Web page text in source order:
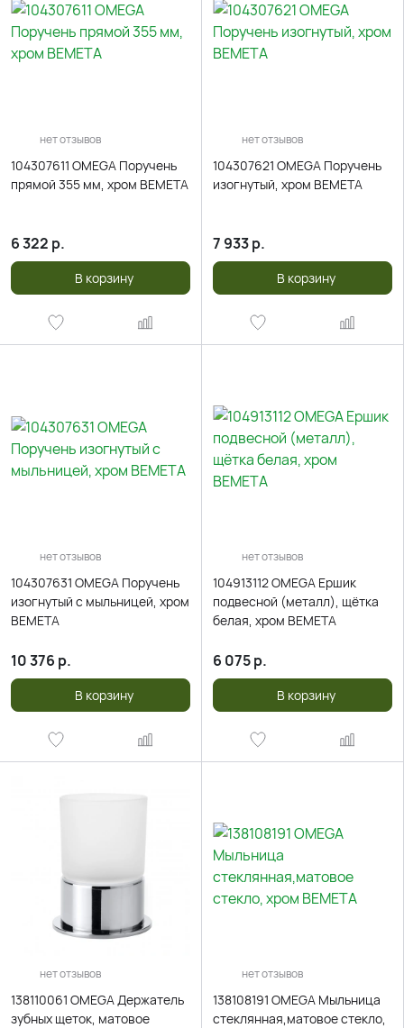
нет отзывов
104307611 OMEGA Поручень
прямой 355 мм, хром BEMETA
6 322 р.
В корзину
нет отзывов
104307621 OMEGA Поручень
изогнутый, хром BEMETA
7 933р.
В корзину
нет отзывов
104307631 OMEGA Поручень
изогнутый с мыльницей, хром
BEMETA
10 376 р.
В корзину
нет отзывов
104913112 OMEGA Ершик
подвесной (металл), щётка
белая, хром BEMETA
6 075р.
В корзину
нет отзывов
138110061 OMEGA Держатель
зубных щеток, матовое
нет отзывов
138108191 OMEGA Мыльница
стеклянная,матовое стекло,